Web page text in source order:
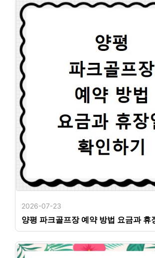
2026-07-23
양평 파크골프장 예약 방법 요금과 휴